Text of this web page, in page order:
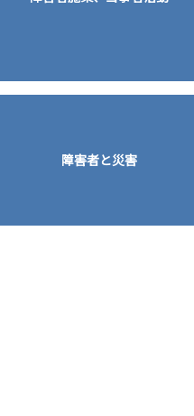
障害者と災害